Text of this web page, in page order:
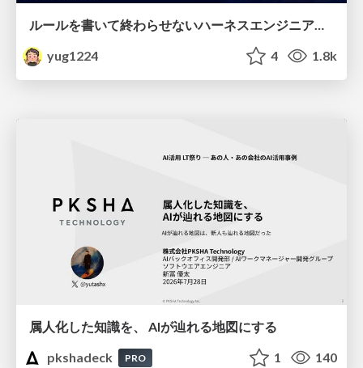
ルールを書いて終わらせないハーネスエンジニアリング
yug1224
4 1.8k
属人化した知識を、 AIが辿れる地図にする
pkshadeck
PRO 1 140